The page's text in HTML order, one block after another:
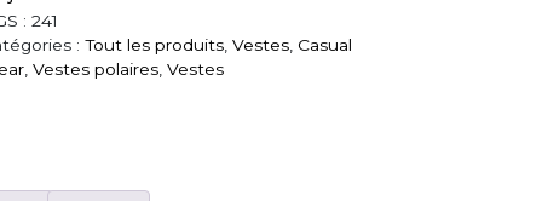
: 241
: Tout les produits, Vestes, Casual
, Vestes polaires, Vestes